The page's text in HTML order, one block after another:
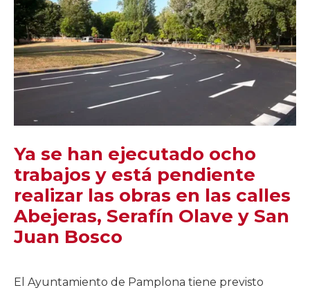
Ya se han ejecutado ocho
trabajos y está pendiente
realizar las obras en las calles
Abejeras, Serafín Olave y San
Juan Bosco
El Ayuntamiento de Pamplona tiene previsto